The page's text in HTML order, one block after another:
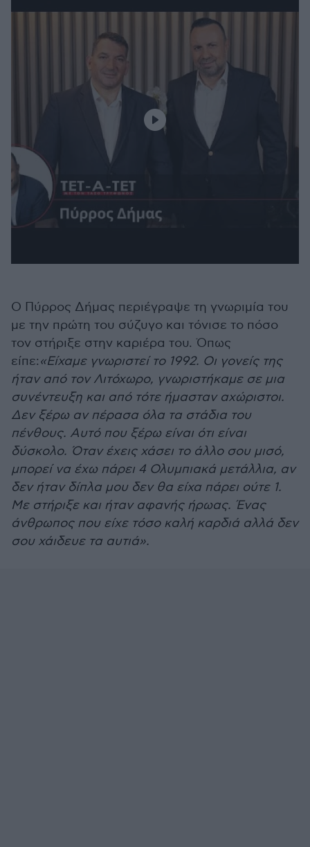
Ο Πύρρος Δήμας περιέγραψε τη γνωριμία του
με την πρώτη του σύζυγο και τόνισε το πόσο
τον στήριξε στην καριέρα του. Όπως
είπε:«Είχαμε γνωριστεί το 1992. Οι γονείς της
ήταν από τον Λιτόχωρο, γνωριστήκαμε σε μια
συνέντευξη και από τότε ήμασταν αχώριστοι.
Δεν ξέρω αν πέρασα όλα τα στάδια του
πένθους. Αυτό που ξέρω είναι ότι είναι
δύσκολο. Όταν έχεις χάσει το άλλο σου μισό,
μπορεί να έχω πάρει 4 Ολυμπιακά μετάλλια, αν
δεν ήταν δίπλα μου δεν θα είχα πάρει ούτε 1.
Με στήριξε και ήταν αφανής ήρωας. Ένας
άνθρωπος που είχε τόσο καλή καρδιά αλλά δεν
σου χάιδευε τα αυτιά».